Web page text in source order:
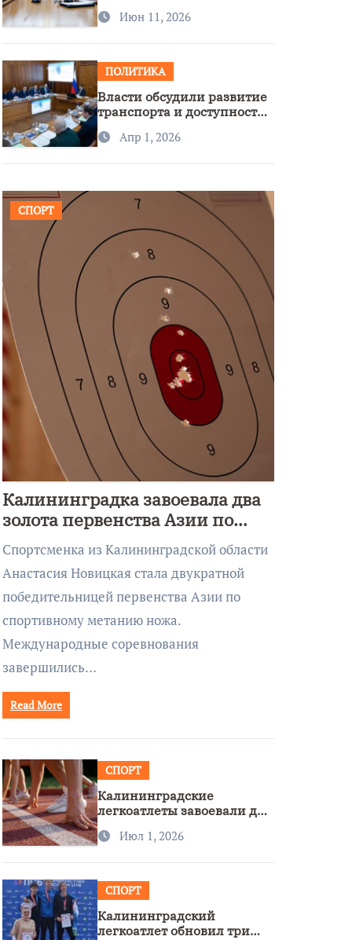
Узбекистаном
Июн 11, 2026
ПОЛИТИКА
Власти обсудили развитие
транспорта и доступность
Апр 1, 2026
СПОРТ
Калининградка завоевала два
золота первенства Азии по
метанию ножа
Спортсменка из Калининградской области
Анастасия Новицкая стала двукратной
победительницей первенства Азии по
спортивному метанию ножа.
Международные соревнования
завершились…
Read More
СПОРТ
Калининградские
легкоатлеты завоевали две
РоссииИюл 1, 2026
СПОРТ
Калининградский
легкоатлет обновил три